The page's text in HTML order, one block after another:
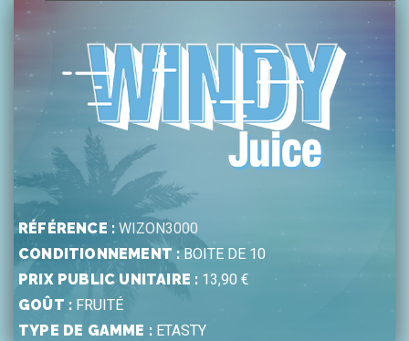
RÉFÉRENCE : WIZON3000
CONDITIONNEMENT : BOITE DE 10
PRIX PUBLIC UNITAIRE : 13,90 €
GOÛT : FRUITÉ
TYPE DE GAMME : ETASTY